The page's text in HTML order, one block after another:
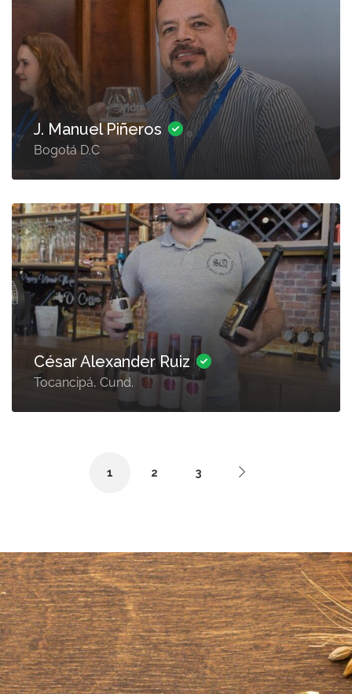
J. Manuel Piñeros
Bogotá D.C
César Alexander Ruiz
Tocancipá, Cund.
1 2 3